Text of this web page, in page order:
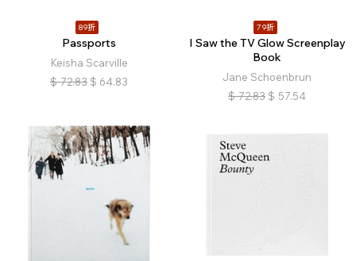
89折
Passports
Keisha Scarville
$ 72.83 $ 64.83
79折
I Saw the TV Glow Screenplay
Book
Jane Schoenbrun
$ 72.83 $ 57.54